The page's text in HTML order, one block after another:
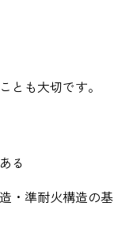
とも大切です。
る
・準耐火構造の基